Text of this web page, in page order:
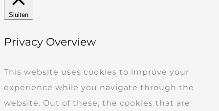
Sluiten
Privacy Overview
This website uses cookies to improve your
experience while you navigate through the
website. Out of these, the cookies that are